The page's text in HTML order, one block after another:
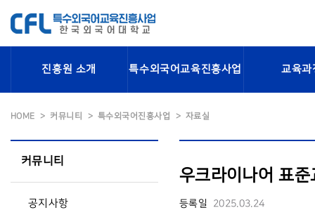
진흥원 소개 특수외국어교육진흥사업 교육과
HOME 커뮤니티 특수외국어진흥사업 자료실
커뮤니티
공지사항
우크라이나어 표
등록일 2025.03.24